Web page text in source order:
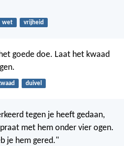
wet vrijheid
goede doe. Laat het kwaad
duivel
tegen je heeft gedaan,
met hem onder vier ogen.
je hem gered."